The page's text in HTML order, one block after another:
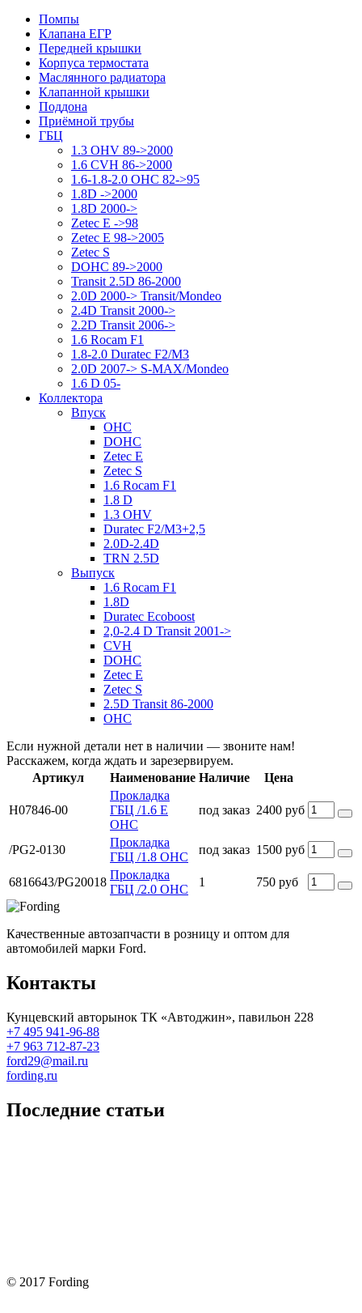
Помпы
Клапана ЕГР
Передней крышки
Корпуса термостата
Маслянного радиатора
Клапанной крышки
Поддона
Приёмной трубы
ГБЦ
1.3 OHV 89->2000
1.6 CVH 86->2000
1.6-1.8-2.0 OHC 82->95
1.8D ->2000
1.8D 2000->
Zetec E ->98
Zetec E 98->2005
Zetec S
DOHC 89->2000
Transit 2.5D 86-2000
2.0D 2000-> Transit/Mondeo
2.4D Transit 2000->
2.2D Transit 2006->
1.6 Rocam F1
1.8-2.0 Duratec F2/M3
2.0D 2007-> S-MAX/Mondeo
1.6 D 05-
Коллектора
Впуск
OHC
DOHC
Zetec E
Zetec S
1.6 Rocam F1
1.8 D
1.3 OHV
Duratec F2/M3+2,5
2.0D-2.4D
TRN 2.5D
Выпуск
1.6 Rocam F1
1.8D
Duratec Ecoboost
2,0-2.4 D Transit 2001->
CVH
DOHC
Zetec E
Zetec S
2.5D Transit 86-2000
OHC
Если нужной детали нет в наличии — звоните нам!
Расскажем, когда ждать и зарезервируем.
Артикул
Наименование Наличие Цена
H07846-00
Прокладка
ГБЦ /1.6 Е
OHC
под заказ 2400 руб
/PG2-0130
Прокладка
ГБЦ /1.8 OHC
под заказ 1500 руб
6816643/PG20018
Прокладка
ГБЦ /2.0 OHC
1 750 руб
Качественные автозапчасти в розницу и оптом для
автомобилей марки Ford.
Контакты
Кунцевский авторынок ТК «Автоджин», павильон 228
+7 495 941-96-88
+7 963 712-87-23
ford29@mail.ru
fording.ru
Последние статьи
© 2017 Fording